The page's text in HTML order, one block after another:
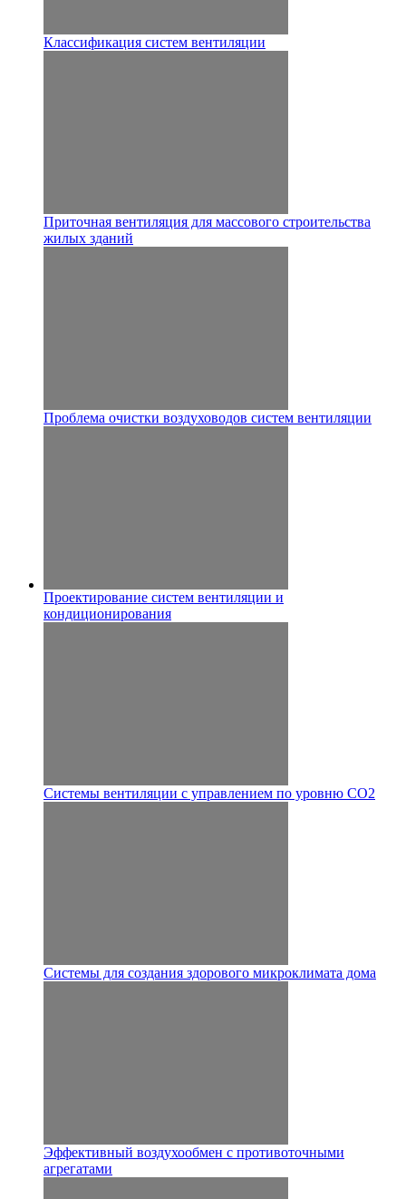
Классификация систем вентиляции
Приточная вентиляция для массового строительства
жилых зданий
Проблема очистки воздуховодов систем вентиляции
Проектирование систем вентиляции и
кондиционирования
Системы вентиляции с управлением по уровню CO2
Системы для создания здорового микроклимата дома
Эффективный воздухообмен с противоточными
агрегатами